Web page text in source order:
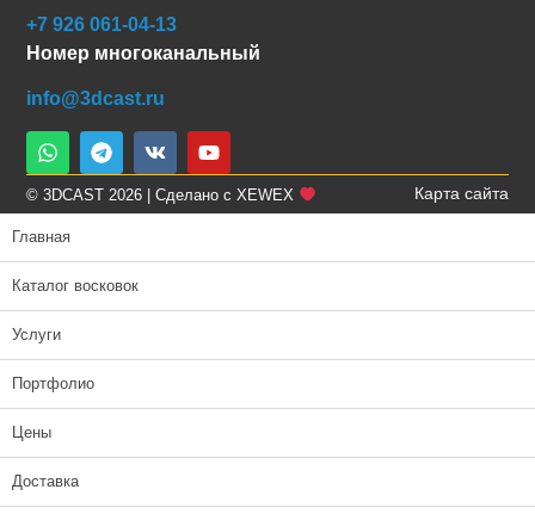
+7 926 061-04-13
Номер многоканальный
info@3dcast.ru
© 3DCAST 2026 | Сделано с XEWEX Карта сайта
Главная
Каталог восковок
Услуги
Портфолио
Цены
Доставка